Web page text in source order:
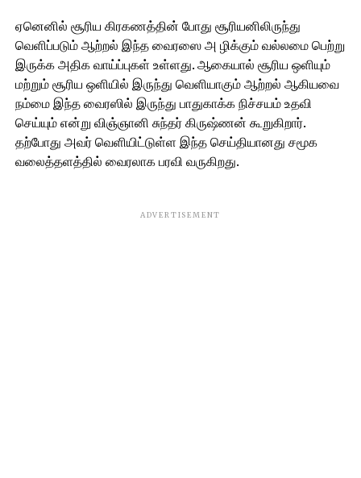
ஏனெனில் சூரிய கிரகணத்தின் போது சூரியனிலிருந்து
வெளிப்படும் ஆற்றல் இந்த வைரஸை அ ழிக்கும் வல்லமை பெற்று
இருக்க அதிக வாய்ப்புகள் உள்ளது. ஆகையால் சூரிய ஒளியும்
மற்றும் சூரிய ஒளியில் இருந்து வெளியாகும் ஆற்றல் ஆகியவை
நம்மை இந்த வைரஸில் இருந்து பாதுகாக்க நிச்சயம் உதவி
செய்யும் என்று விஞ்ஞானி சுந்தர் கிருஷ்ணன் கூறுகிறார்.
தற்போது அவர் வெளியிட்டுள்ள இந்த செய்தியானது சமூக
வலைத்தளத்தில் வைரலாக பரவி வருகிறது.
ADVERTISEMENT